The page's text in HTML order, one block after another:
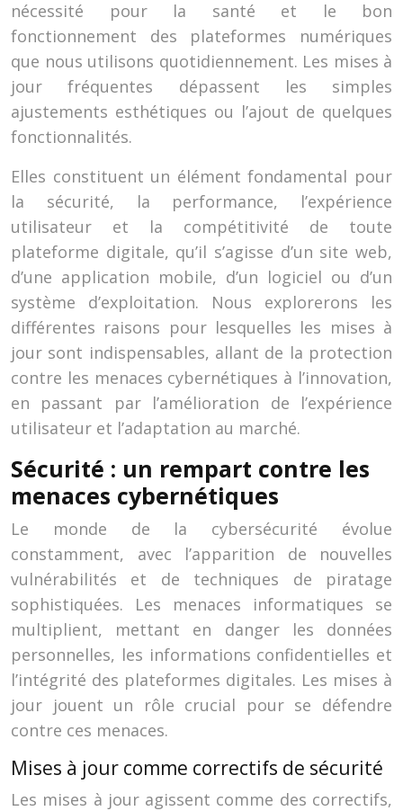
nécessité pour la santé et le bon
fonctionnement des plateformes numériques
que nous utilisons quotidiennement. Les mises à
jour fréquentes dépassent les simples
ajustements esthétiques ou l’ajout de quelques
fonctionnalités.
Elles constituent un élément fondamental pour
la sécurité, la performance, l’expérience
utilisateur et la compétitivité de toute
plateforme digitale, qu’il s’agisse d’un site web,
d’une application mobile, d’un logiciel ou d’un
système d’exploitation. Nous explorerons les
différentes raisons pour lesquelles les mises à
jour sont indispensables, allant de la protection
contre les menaces cybernétiques à l’innovation,
en passant par l’amélioration de l’expérience
utilisateur et l’adaptation au marché.
Sécurité : un rempart contre les
menaces cybernétiques
Le monde de la cybersécurité évolue
constamment, avec l’apparition de nouvelles
vulnérabilités et de techniques de piratage
sophistiquées. Les menaces informatiques se
multiplient, mettant en danger les données
personnelles, les informations confidentielles et
l’intégrité des plateformes digitales. Les mises à
jour jouent un rôle crucial pour se défendre
contre ces menaces.
Mises à jour comme correctifs de sécurité
Les mises à jour agissent comme des correctifs,